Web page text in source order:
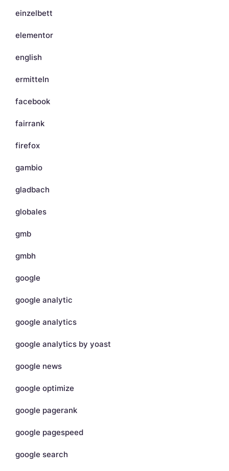
einzelbett
elementor
english
ermitteln
facebook
fairrank
firefox
gambio
gladbach
globales
gmb
gmbh
google
google analytic
google analytics
google analytics by yoast
google news
google optimize
google pagerank
google pagespeed
google search